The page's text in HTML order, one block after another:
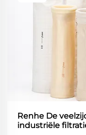
Renhe De
industriële